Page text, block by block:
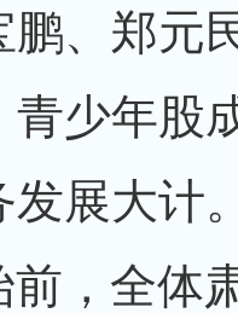
鹏、郑元
青少年股
发展大计
前，全体